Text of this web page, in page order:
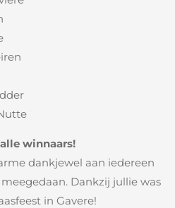
winnaars!
dankjewel aan iedereen
Dankzij jullie was
in Gavere!